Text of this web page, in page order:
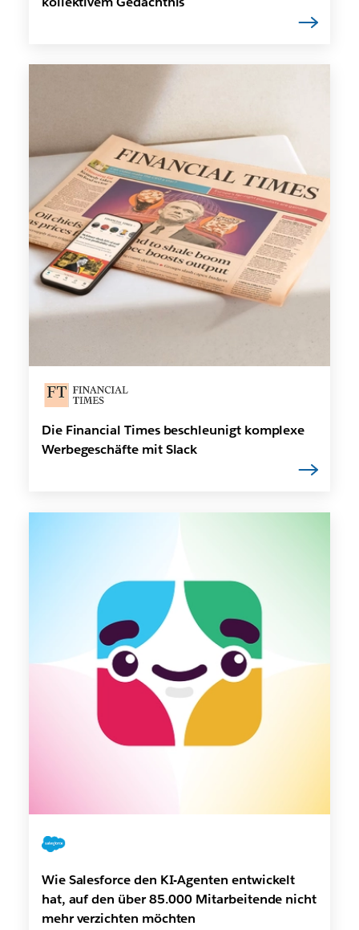
Die Financial Times beschleunigt komplexe
Werbegeschäfte mit Slack
Wie Salesforce den KI-Agenten entwickelt
hat, auf den über 85.000 Mitarbeitende nicht
mehr verzichten möchten